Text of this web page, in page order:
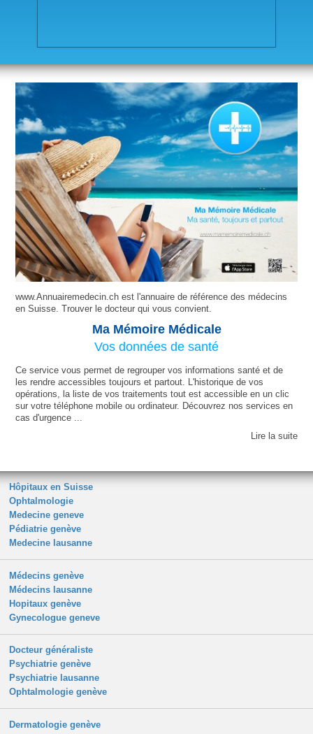
www.Annuairemedecin.ch est l'annuaire de référence des médecins
en Suisse. Trouver le docteur qui vous convient.
Ma Mémoire Médicale
Vos données de santé
Ce service vous permet de regrouper vos informations santé et de
les rendre accessibles toujours et partout. L'historique de vos
opérations, la liste de vos traitements tout est accessible en un clic
sur votre téléphone mobile ou ordinateur. Découvrez nos services en
cas d'urgence ...
Lire la suite
Hôpitaux en Suisse
Ophtalmologie
Medecine geneve
Pédiatrie genève
Medecine lausanne
Médecins genève
Médecins lausanne
Hopitaux genève
Gynecologue geneve
Docteur généraliste
Psychiatrie genève
Psychiatrie lausanne
Ophtalmologie genève
Dermatologie genève